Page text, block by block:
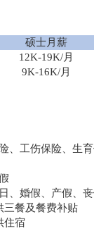
硕士月薪
12K-19K/月
9K-16K/月
、工伤保险、生
、婚假、产假、
三餐及餐费补贴
住宿